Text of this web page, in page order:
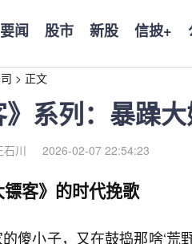
要闻 股市 新股 信披+
> 正文
》系列：暴躁
石川 2026-02-07 22:54:23
客》的时代挽歌
傻小子，又在鼓捣那啥‘荒